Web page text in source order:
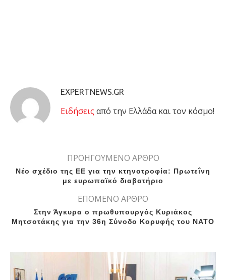
EXPERTNEWS.GR
Eιδήσεις από την Ελλάδα και τον κόσμο!
ΠΡΟΗΓΟΥΜΕΝΟ ΑΡΘΡΟ
Νέο σχέδιο της ΕΕ για την κτηνοτροφία: Πρωτεΐνη
με ευρωπαϊκό διαβατήριο
ΕΠΟΜΕΝΟ ΑΡΘΡΟ
Στην Άγκυρα ο πρωθυπουργός Κυριάκος
Μητσοτάκης για την 36η Σύνοδο Κορυφής του ΝΑΤΟ